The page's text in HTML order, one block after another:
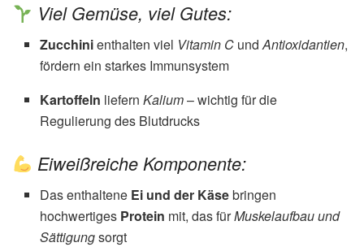
Viel Gemüse, viel Gutes:
Zucchinienthalten viel Vitamin C undAntioxidantien,
fördern ein starkes Immunsystem
Kartoffeln liefernKalium– wichtig für die
Regulierung des Blutdrucks
Eiweißreiche Komponente:
Das enthaltene Ei und der Käsebringen
hochwertiges Protein mit, das fürMuskelaufbau und
Sättigungsorgt